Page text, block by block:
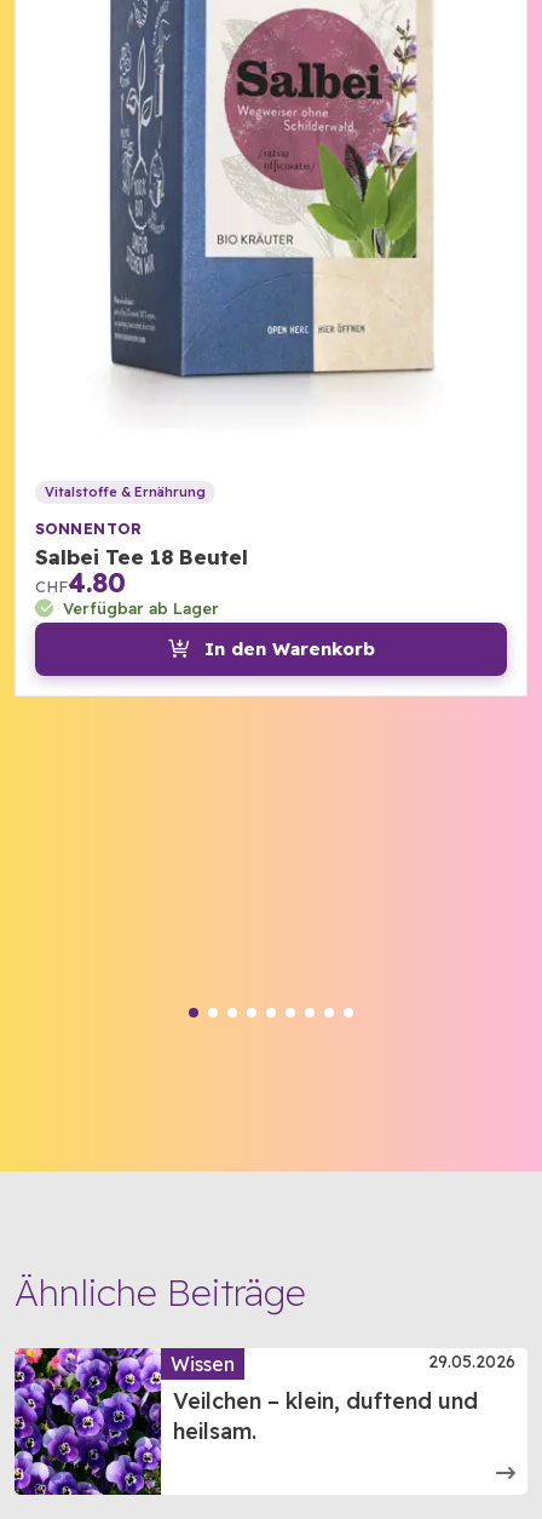
Vitalstoffe & Ernährung
SONNENTOR
Salbei Tee 18 Beutel
CHF4.80
Verfügbar ab Lager
In den Warenkorb
Ähnliche Beiträge
Wissen 29.05.2026
Veilchen – klein, duftend und
heilsam.